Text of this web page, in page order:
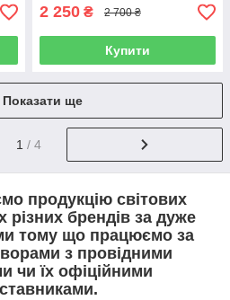
2 250 ₴ 2 700 ₴
Купити
Показати ще
1 / 4
продукцію світових
різних брендів за дуже
тому що працюємо за
з провідними
чи їх офіційними